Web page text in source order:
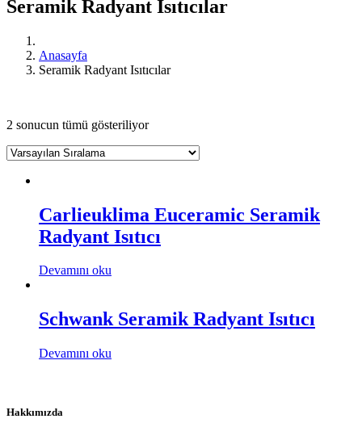
Seramik Radyant Isıtıcılar
Anasayfa
Seramik Radyant Isıtıcılar
2 sonucun tümü gösteriliyor
Carlieuklima Euceramic Seramik
Radyant Isıtıcı
Devamını oku
Schwank Seramik Radyant Isıtıcı
Devamını oku
Hakkımızda